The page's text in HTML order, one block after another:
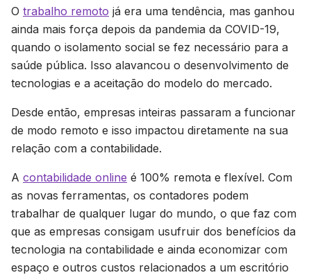
O trabalho remoto já era uma tendência, mas ganhou
ainda mais força depois da pandemia da COVID-19,
quando o isolamento social se fez necessário para a
saúde pública. Isso alavancou o desenvolvimento de
tecnologias e a aceitação do modelo do mercado.
Desde então, empresas inteiras passaram a funcionar
de modo remoto e isso impactou diretamente na sua
relação com a contabilidade.
A contabilidade online é 100% remota e flexível. Com
as novas ferramentas, os contadores podem
trabalhar de qualquer lugar do mundo, o que faz com
que as empresas consigam usufruir dos benefícios da
tecnologia na contabilidade e ainda economizar com
espaço e outros custos relacionados a um escritório